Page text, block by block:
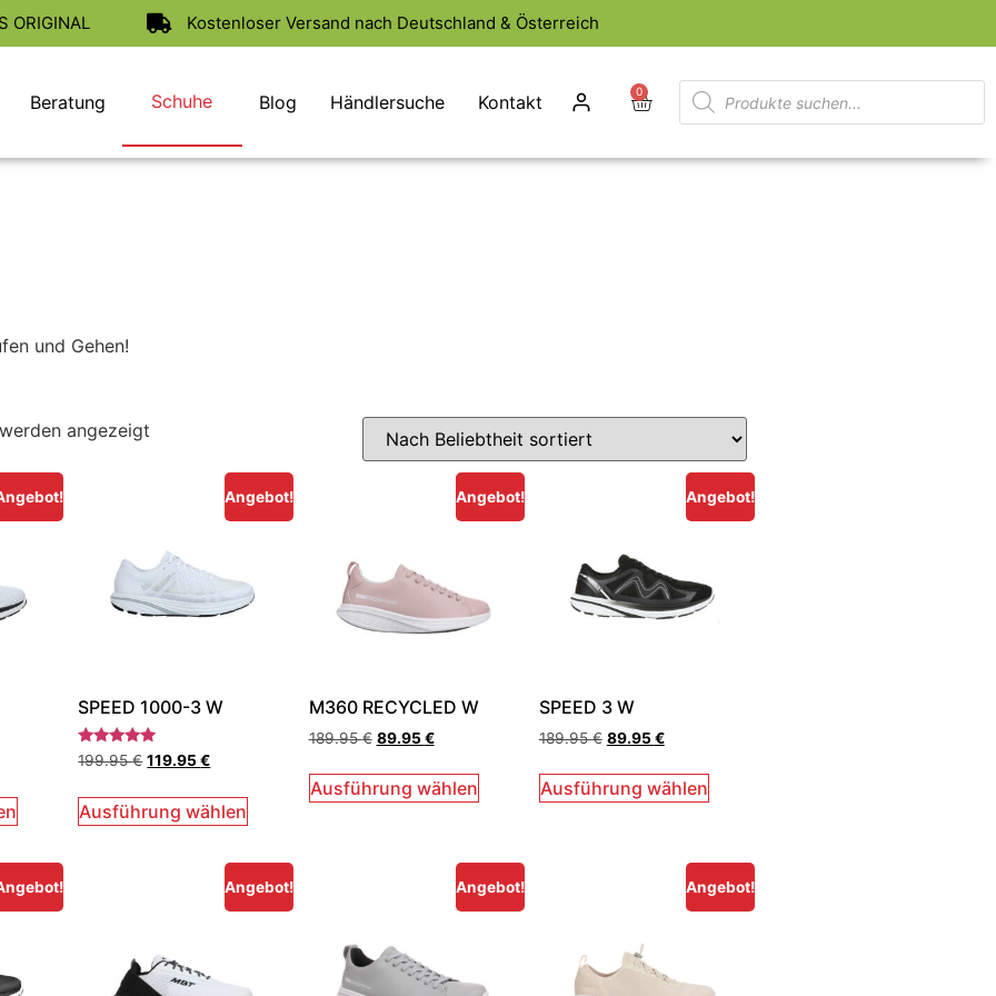
ORIGINAL Kostenloser Versand nach Deutschland & Österreich
Beratung Schuhe Blog Händlersuche Kontakt 0
und Gehen!
angezeigt
Angebot!
SPEED 1000-3 W
Bewertet
mit
von 5
199.95€ 119.95€
Ausführung wählen
Angebot!
M360 RECYCLED W
189.95€ 89.95€
Ausführung wählen
Angebot!
SPEED 3 W
189.95€ 89.95€
Ausführung wählen
Angebot! Angebot! Angebot!